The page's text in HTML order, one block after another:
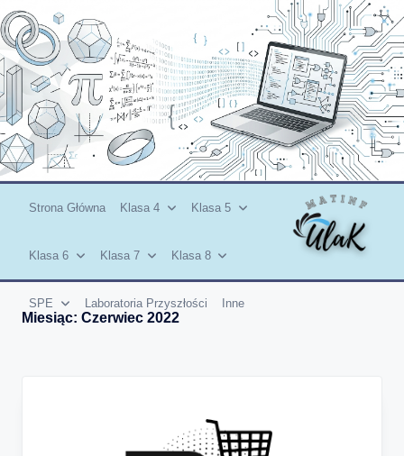
Skip
to
content
Strona Główna Klasa 4 Klasa 5
Klasa 6 Klasa 7 Klasa 8
SPE Laboratoria Przyszłości Inne
Miesiąc: Czerwiec 2022